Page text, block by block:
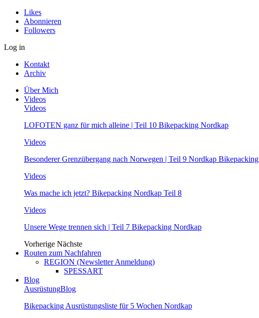
Likes
Abonnieren
Followers
Log in
Kontakt
Archiv
Über Mich
Videos
Videos
LOFOTEN ganz für mich alleine | Teil 10 Bikepacking Nordkap
Videos
Besonderer Grenzübergang nach Norwegen | Teil 9 Nordkap Bikepacking
Videos
Was mache ich jetzt? Bikepacking Nordkap Teil 8
Videos
Unsere Wege trennen sich | Teil 7 Bikepacking Nordkap
Vorherige Nächste
Routen zum Nachfahren
REGION (Newsletter Anmeldung)
SPESSART
Blog
AusrüstungBlog
Bikepacking Ausrüstungsliste für 5 Wochen Nordkap